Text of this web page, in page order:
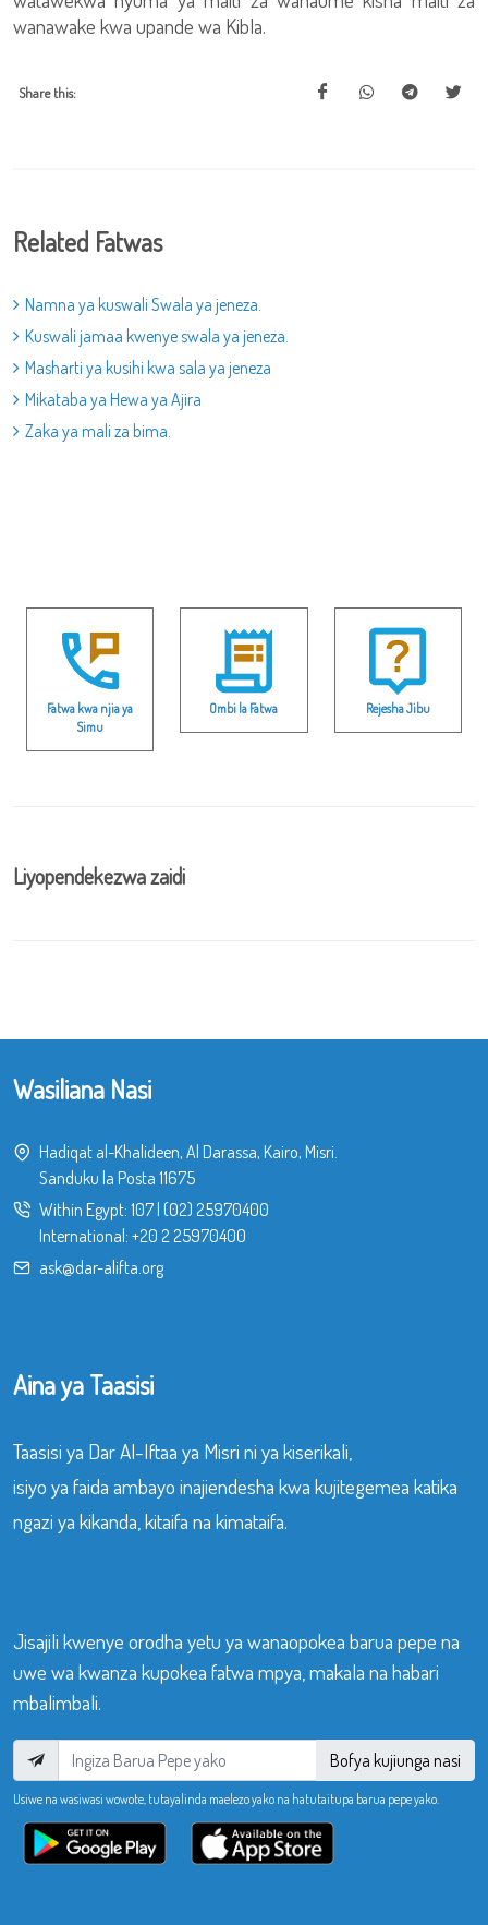
wanawake kwa upande wa Kibla.
Share this:
Related Fatwas
Namna ya kuswali Swala ya jeneza.
Kuswali jamaa kwenye swala ya jeneza.
Masharti ya kusihi kwa sala ya jeneza
Mikataba ya Hewa ya Ajira
Zaka ya mali za bima.
Fatwa kwa njia ya
Simu
Ombi la Fatwa Rejesha Jibu
Liyopendekezwa zaidi
Wasiliana Nasi
Hadiqat al-Khalideen, Al Darassa, Kairo, Misri.
Sanduku la Posta 11675
Within Egypt: 107| (02) 25970400
International: +20 2 25970400
ask@dar-alifta.org
Aina ya Taasisi
Taasisi ya Dar Al-Iftaa ya Misri ni ya kiserikali,
isiyo ya faida ambayo inajiendesha kwa kujitegemea katika
ngazi ya kikanda, kitaifa na kimataifa.
Jisajili kwenye orodha yetu ya wanaopokea barua pepe na
uwe wa kwanza kupokea fatwa mpya, makala na habari
mbalimbali.
Bofya kujiunga nasi
Usiwe na wasiwasi wowote, tutayalinda maelezo yako na hatutaitupa barua pepe yako.